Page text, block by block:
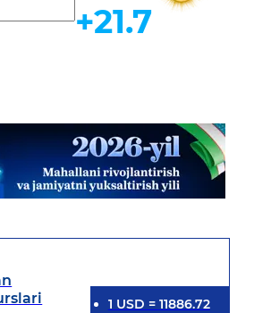
Ob-havo
+21.7
1 USD = 11886.72